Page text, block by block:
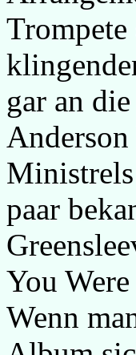
gar an
paar
You
Wenn